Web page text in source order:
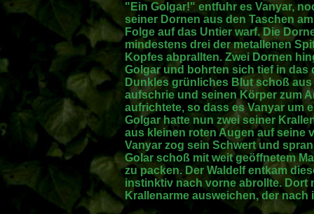
"Ein Golgar!" entfuhr es Vanyar,
seiner Dornen aus den Taschen
Folge auf das Untier warf. Die
mindestens drei der metallenen
Kopfes abprallten. Zwei Dornen
Golgar und bohrten sich tief in das
Dunkles grünliches Blut schoß
aufschrie und seinen Körper zum
aufrichtete, so dass es Vanyar um
Golgar hatte nun zwei seiner
aus kleinen roten Augen auf seine
Vanyar zog sein Schwert und
Golar schoß mit weit geöffnetem
zu packen. Der Waldelf entkam
instinktiv nach vorne abrollte. Dort
Krallenarme ausweichen, der nach